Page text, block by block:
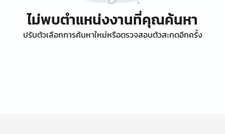
ไม่พบตำแหน่งงานที่คุณค้นหา
ปรับตัวเลือกการค้นหาใหม่หรือตรวจสอบตัวสะกดอีกครั้ง